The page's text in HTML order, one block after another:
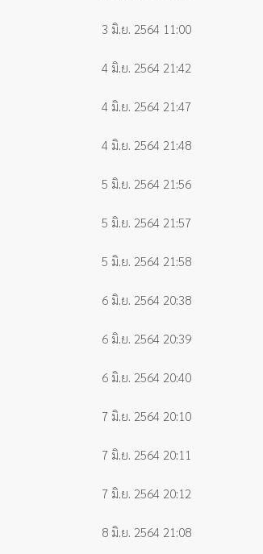
3 มิ.ย. 2564 11:00
4 มิ.ย. 2564 21:42
4 มิ.ย. 2564 21:47
4 มิ.ย. 2564 21:48
5 มิ.ย. 2564 21:56
5 มิ.ย. 2564 21:57
5 มิ.ย. 2564 21:58
6 มิ.ย. 2564 20:38
6 มิ.ย. 2564 20:39
6 มิ.ย. 2564 20:40
7 มิ.ย. 2564 20:10
7 มิ.ย. 2564 20:11
7 มิ.ย. 2564 20:12
8 มิ.ย. 2564 21:08